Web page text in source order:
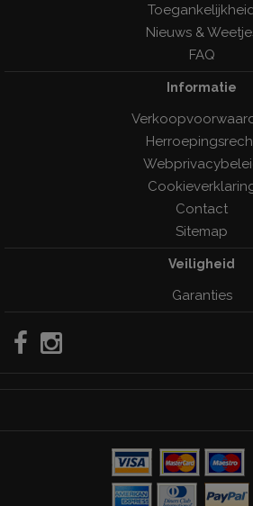
Nieuws &
FAQ
Informatie
Contact
Sitemap
Veiligheid
Garanties